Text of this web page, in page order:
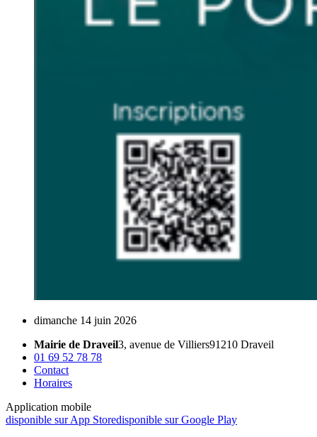
dimanche 14 juin 2026
Mairie de Draveil3, avenue de Villiers91210 Draveil
01 69 52 78 78
Contact
Horaires
Application mobile
disponible sur App Storedisponible sur Google Play